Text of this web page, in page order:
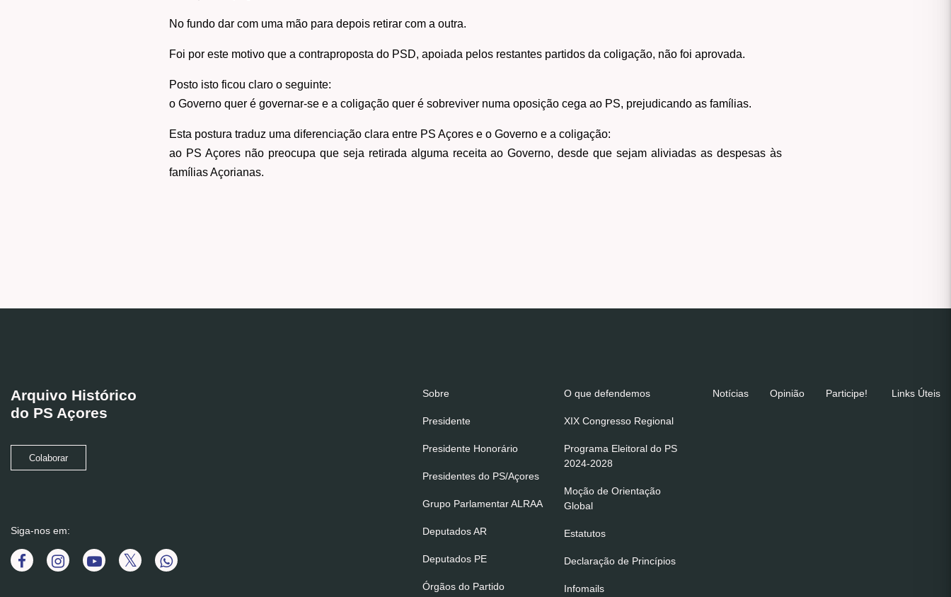
No fundo dar com uma mão para depois retirar com a outra.
Foi por este motivo que a contraproposta do PSD, apoiada pelos restantes partidos da coligação, não foi aprovada.
Posto isto ficou claro o seguinte:
o Governo quer é governar-se e a coligação quer é sobreviver numa oposição cega ao PS, prejudicando as famílias.
Esta postura traduz uma diferenciação clara entre PS Açores e o Governo e a coligação:
ao PS Açores não preocupa que seja retirada alguma receita ao Governo, desde que sejam aliviadas as despesas às
famílias Açorianas.
Arquivo Histórico
do PS Açores
Colaborar
Siga-nos em:
Sobre
Presidente
Presidente Honorário
Presidentes do PS/Açores
Grupo Parlamentar ALRAA
Deputados AR
Deputados PE
Órgãos do Partido
O que defendemos
XIX Congresso Regional
Programa Eleitoral do PS
2024-2028
Moção de Orientação
Global
Estatutos
Declaração de Princípios
Infomails
Notícias Opinião Participe! Links Úteis